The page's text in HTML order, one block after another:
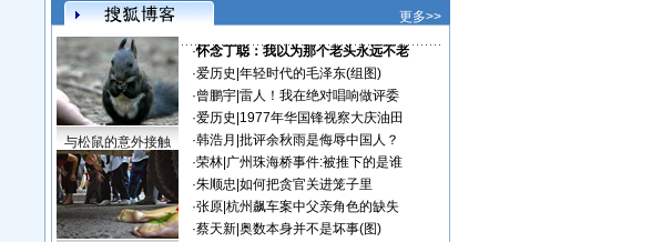
更多>>
与松鼠的意外接触
·怀念丁聪：我以为那个老头永远不老
·爱历史 年轻时代的毛泽东(组图)
·曾鹏宇| 雷人！我在绝对唱响做评委
·爱历史 1977年华国锋视察大庆油田
·韩浩月 批评余秋雨是侮辱中国人？
·荣林| 广州珠海桥事件:被推下的是谁
·朱顺忠 如何把贪官关进笼子里
·张原| 杭州飙车案中父亲角色的缺失
·蔡天新| 奥数本身并不是坏事(图)